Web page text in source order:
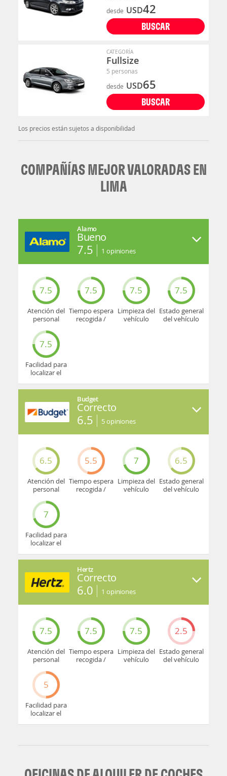
desde USD42
BUSCAR
CATEGORÍA
Fullsize
5 personas
desde USD65
BUSCAR
Los precios están sujetos a disponibilidad
COMPAÑÍAS MEJOR VALORADAS EN
LIMA
Alamo
Bueno
7.5 1 opiniones
7.5
Atención del
personal
7.5
Tiempo espera
recogida /
7.5
Limpieza del
vehículo
7.5
Estado general
del vehículo
7.5
Facilidad para
localizar el
oficina
Budget
Correcto
6.5 5opiniones
6.5
Atención del
personal
5.5
Tiempo espera
recogida /
7
Limpieza del
vehículo
6.5
Estado general
del vehículo
7
Facilidad para
localizar el
oficina
Hertz
Correcto
6.0 1 opiniones
7.5
Atención del
personal
7.5
Tiempo espera
recogida /
7.5
Limpieza del
vehículo
2.5
Estado general
del vehículo
5
Facilidad para
localizar el